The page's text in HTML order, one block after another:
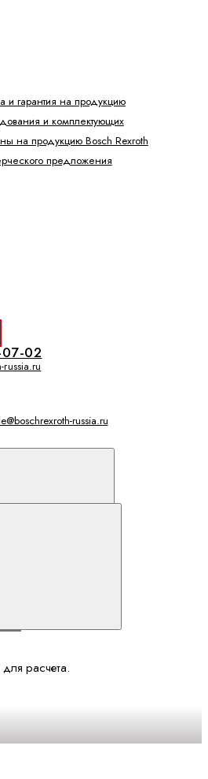
и гарантия на продукцию
и комплектующих
на продукцию Bosch Rexroth
предложения
02
russia.ru
russia.ru
расчета.